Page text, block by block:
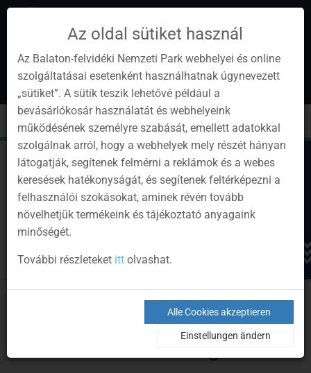
Instagram
YoutubeFacebookProgramok
Newsletter
de
Toggle
cart
Toggle
navigation
Anmelden
Ökologische
Dienstleistungen
Az oldal sütiket használ
Az Balaton-felvidéki Nemzeti Park webhelyei és online
szolgáltatásai esetenként használhatnak úgynevezett
„sütiket”. A sütik teszik lehetővé például a
bevásárlókosár használatát és webhelyeink
működésének személyre szabását, emellett adatokkal
szolgálnak arról, hogy a webhelyek mely részét hányan
látogatják, segítenek felmérni a reklámok és a webes
keresések hatékonyságát, és segítenek feltérképezni a
felhasználói szokásokat, aminek révén tovább
növelhetjük termékeink és tájékoztató anyagaink
minőségét.
További részleteket ittolvashat.
Alle Cookies akzeptieren
Einstellungen ändern